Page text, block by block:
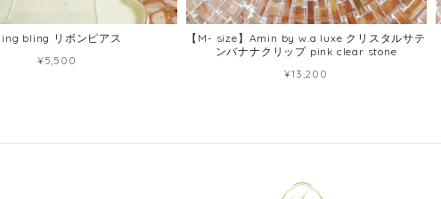
bling リボンピアス
¥5,500
【M- size】Amin by w.a luxe クリスタルサテ
ンバナナクリップ pink clear stone
¥13,200